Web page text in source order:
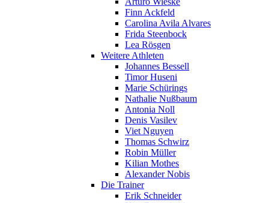
Finn Ackfeld
Carolina Avila Alvares
Frida Steenbock
Lea Rösgen
Weitere Athleten
Johannes Bessell
Timor Huseni
Marie Schürings
Nathalie Nußbaum
Antonia Noll
Denis Vasilev
Viet Nguyen
Thomas Schwirz
Robin Müller
Kilian Mothes
Alexander Nobis
Die Trainer
Erik Schneider